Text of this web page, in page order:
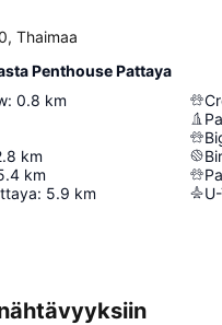
Thaimaa
Penthouse Pattaya
: 0.8 km
km
km
: 5.9 km